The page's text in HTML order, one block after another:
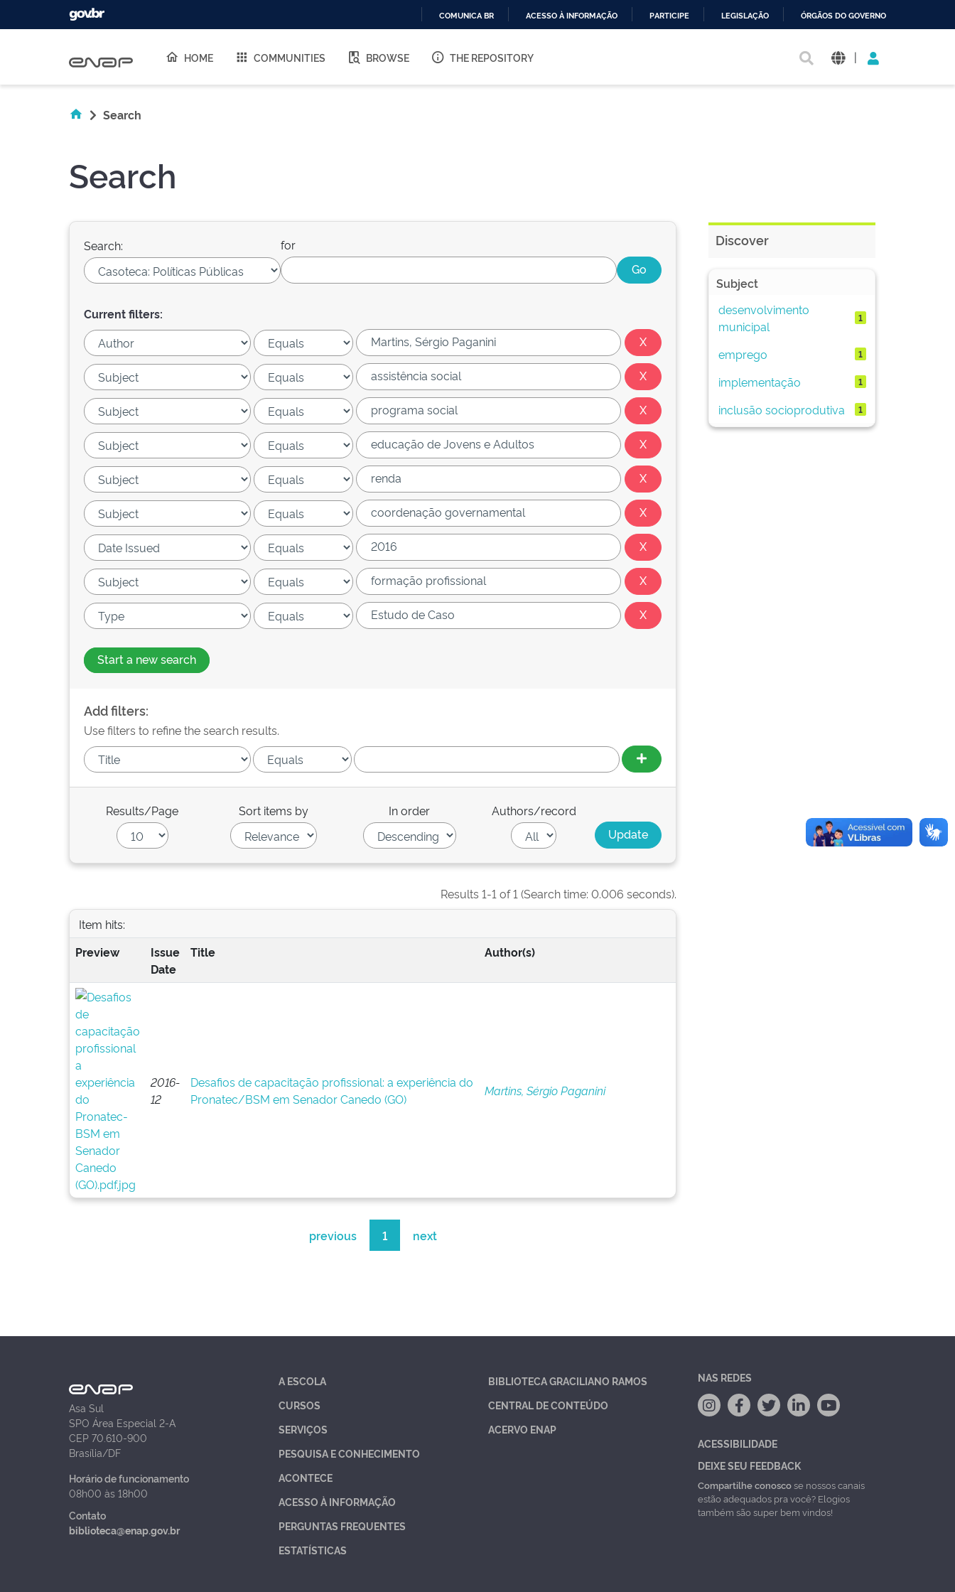
O
COMUNICA BR ACESSO À INFORMAÇÃO PARTICIPE LEGISLAÇÃO ÓRGÃOS DO GOVERNO
HOME COMMUNITIES BROWSE THE REPOSITORY |
Search
Search
Search: for
Current filters:
Start a new search
Add filters:
Use filters to refine the search results.
Results/Page Sort items by In order Authors/record
Results 1-1 of 1 (Search time: 0.006 seconds).
Item hits:
Preview
Issue
Date
Title Author(s)
2016-
12
Desafios de capacitação profissional: a experiência do
Pronatec/BSM em Senador Canedo (GO)
Martins, Sérgio Paganini
previous 1 next
Discover
Subject
desenvolvimento
municipal
1
emprego 1
implementação 1
inclusão socioprodutiva 1
Asa Sul
SPO Área Especial 2-A
CEP 70.610-900
Brasília/DF
Horário de funcionamento
08h00 às 18h00
Contato
biblioteca@enap.gov.br
A ESCOLA
CURSOS
SERVIÇOS
PESQUISA E CONHECIMENTO
ACONTECE
ACESSO À INFORMAÇÃO
PERGUNTAS FREQUENTES
ESTATÍSTICAS
BIBLIOTECA GRACILIANO RAMOS
CENTRAL DE CONTEÚDO
ACERVO ENAP
NAS REDES
ACESSIBILIDADE
DEIXE SEU FEEDBACK
Compartilhe conoscose nossos canais
estão adequados pra você? Elogios
também são super bem vindos!